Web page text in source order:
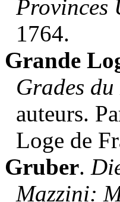
Provinces
1764.
Grande
Grades
auteurs.
Loge de
Gruber.
Mazzini: